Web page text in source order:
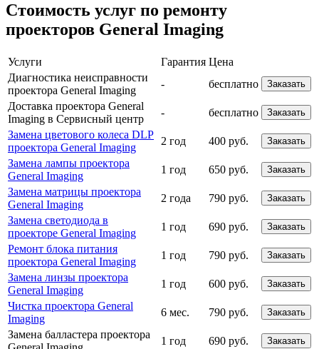
Стоимость услуг по ремонту
проекторов General Imaging
Услуги Гарантия Цена
Диагностика неисправности
проектора General Imaging
- бесплатно Заказать
Доставка проектора General
Imaging в Сервисный центр
- бесплатно Заказать
Замена цветового колеса DLP
проектора General Imaging
2 год 400 руб. Заказать
Замена лампы проектора
General Imaging
1 год 650 руб. Заказать
Замена матрицы проектора
General Imaging
2 года 790 руб. Заказать
Замена светодиода в
проекторе General Imaging
1 год 690 руб. Заказать
Ремонт блока питания
проектора General Imaging
1 год 790 руб. Заказать
Замена линзы проектора
General Imaging
1 год 600 руб. Заказать
Чистка проектора General
Imaging
6 мес. 790 руб. Заказать
Замена балластера проектора
1 год 690 руб. Заказать